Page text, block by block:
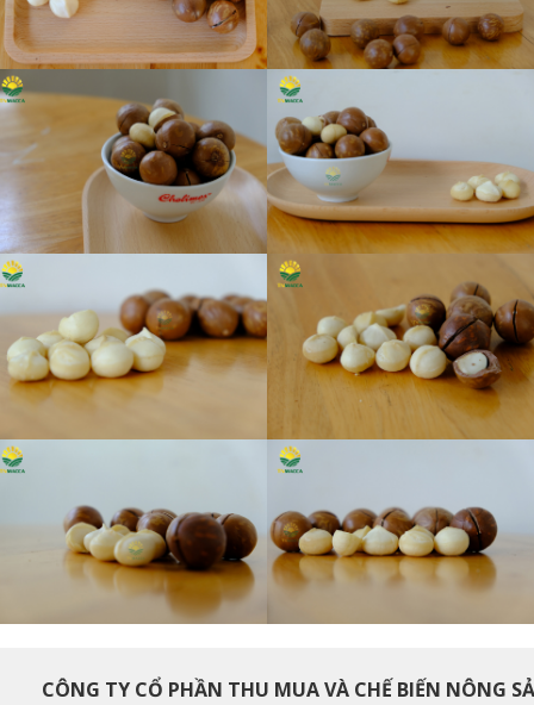
CÔNG TY CỔ PHẦN THU MUA VÀ CHẾ BIẾN NÔNG